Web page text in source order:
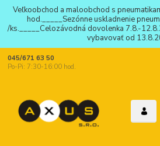
Veľkoobchod a maloobchod s
hod._____Sezónne uskladnenie
/ks._____Celozávodná dovolenka 7.8.-
vybavovať od
045/671 63 50
Po-Pi: 7:30-16:00 hod.